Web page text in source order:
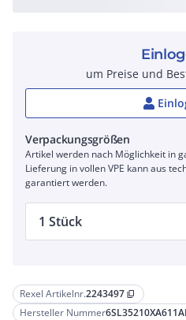
Rexel Artikelnr.2243497 content_copy
Hersteller Nummer
um Preise und
Verpackungsgrößen
Artikel werden nach Möglichkeit in
Lieferung in vollen VPE kann aus
garantiert werden.
1 Stück